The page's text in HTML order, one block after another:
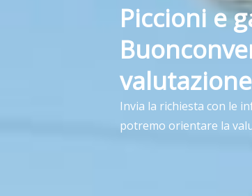
Piccioni e
valutazione
Invia la richiesta con le
potremo orientare la